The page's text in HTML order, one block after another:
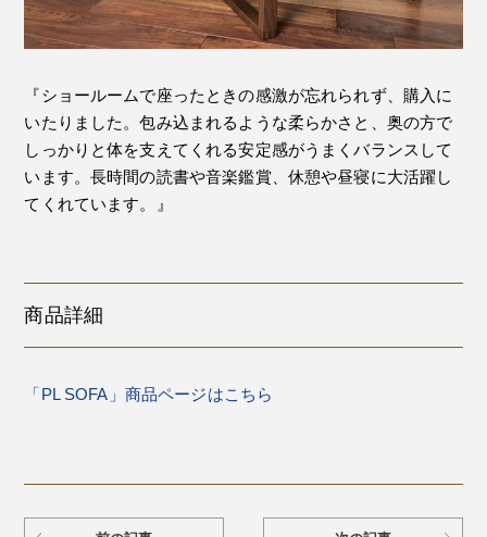
『ショールームで座ったときの感激が忘れられず、購入に
いたりました。包み込まれるような柔らかさと、奥の方で
しっかりと体を支えてくれる安定感がうまくバランスして
います。長時間の読書や音楽鑑賞、休憩や昼寝に大活躍し
てくれています。』
商品詳細
「PL SOFA」商品ページはこちら